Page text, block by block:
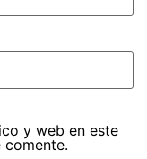
y web en este